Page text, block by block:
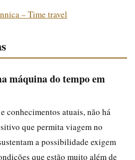
– Time travel
máquina do tempo em
conhecimentos atuais, não há
que permita viagem no
a possibilidade exigem
que estão muito além de